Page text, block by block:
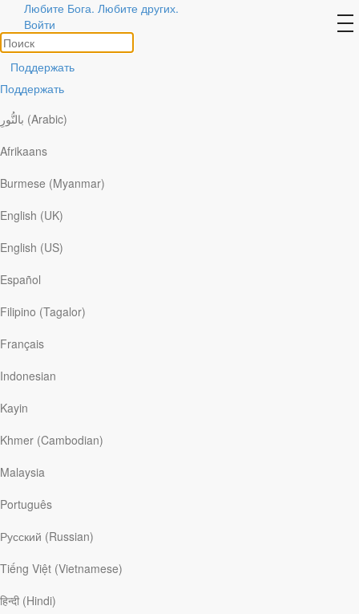
Любите Бога. Любите других.
Войти
Поддержать
Поддержать
بالنُّورِ (Arabic)
Afrikaans
Burmese (Myanmar)
English (UK)
English (US)
Español
Filipino (Tagalor)
Français
Indonesian
Kayin
Khmer (Cambodian)
Malaysia
Português
Русский (Russian)
Tiếng Việt (Vietnamese)
हिन्दी (Hindi)
Авторы
Эми Бушер Пай
Эми Бушер Пай
части Лондона, является автором шести книг, в том числе
Иисусом»и«Семь способов молиться»
amyboucherpye.com